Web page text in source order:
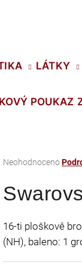
LÁTKY
POUKAZ
Průměrné
produktu
je
z
5
Neohodnoceno
16-ti ploškově
(NH), baleno: 1